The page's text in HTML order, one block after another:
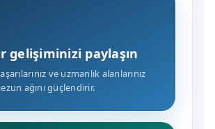
gelişiminizi paylaşın
ve uzmanlık alanlarınız
ağını güçlendirir.